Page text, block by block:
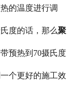
的温度进行调
度的话，那么聚
预热到70摄氏度
个更好的施工效